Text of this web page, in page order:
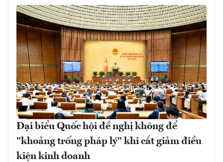
Đại biểu Quốc hội đề nghị không để
"khoảng trống pháp lý" khi cắt giảm điều
kiện kinh doanh